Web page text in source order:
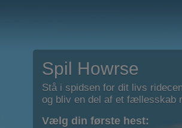
Spil Howrse
Stå i spidsen for dit livs
og bliv en del af et fællesskab
Vælg din første hest: